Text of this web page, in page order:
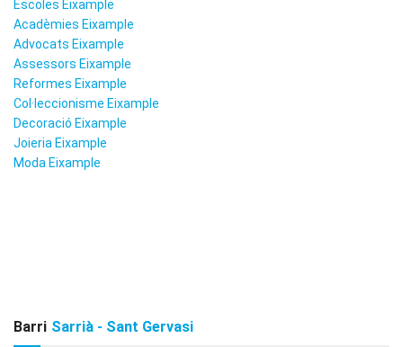
Escoles Eixample
Acadèmies Eixample
Advocats Eixample
Assessors Eixample
Reformes Eixample
Col·leccionisme Eixample
Decoració Eixample
Joieria Eixample
Moda Eixample
Barri Sarrià - Sant Gervasi